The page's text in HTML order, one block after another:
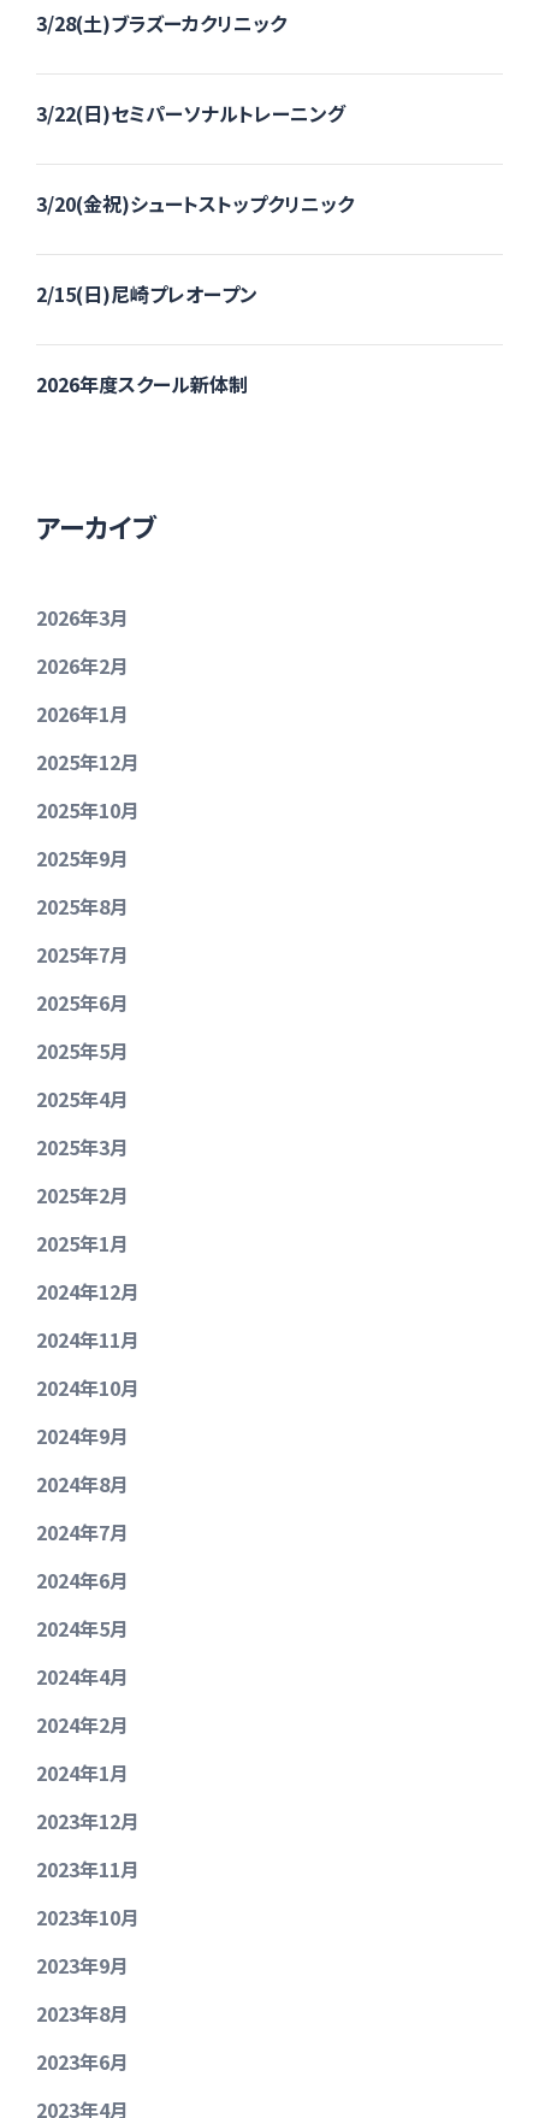
3/28(土)ブラズーカクリニック
3/22(日)セミパーソナルトレーニング
3/20(金祝)シュートストップクリニック
2/15(日)尼崎プレオープン
2026年度スクール新体制
アーカイブ
2026年3月
2026年2月
2026年1月
2025年12月
2025年10月
2025年9月
2025年8月
2025年7月
2025年6月
2025年5月
2025年4月
2025年3月
2025年2月
2025年1月
2024年12月
2024年11月
2024年10月
2024年9月
2024年8月
2024年7月
2024年6月
2024年5月
2024年4月
2024年2月
2024年1月
2023年12月
2023年11月
2023年10月
2023年9月
2023年8月
2023年6月
2023年4月